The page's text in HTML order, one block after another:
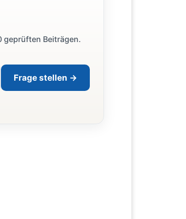
geprüften Beiträgen.
Frage stellen →